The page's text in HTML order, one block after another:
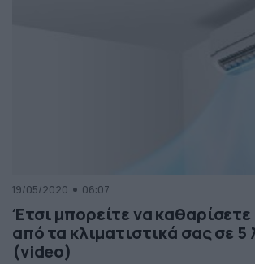
19/05/2020 06:07
Έτσι μπορείτε να
από τα κλιματιστικά σας σε 5
(video)